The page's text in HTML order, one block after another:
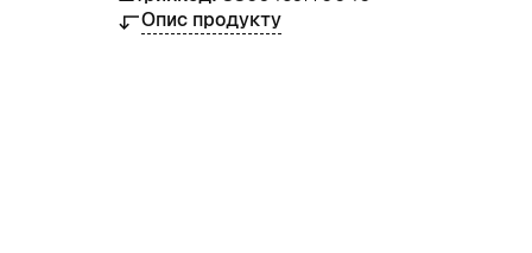
Опис продукту